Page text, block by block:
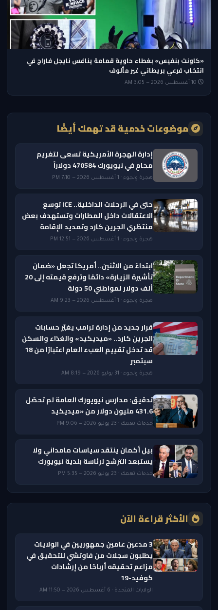
«كاونت بنفيس» بغطاء حاوية قمامة ينافس نايجل فاراج في
انتخاب فرعي بريطاني غير مألوف
موضوعات خدمية قد تهمك أيضًا
إدارة الهجرة الأمريكية تسعى لتغريم
محامٍ في نيويورك 470584 دولاراً
هجرة ولجوء · 1 أغسطس 2026 — 7:10 PM
حتى في الرحلات الداخلية.. ICE توسع
الاعتقالات داخل المطارات وتستهدف بعض
منتظري الجرين كارد وتمديد الإقامة
هجرة ولجوء · 1 أغسطس 2026 — 12:51 PM
ابتداءً من الاثنين.. أمريكا تجعل «ضمان
تأشيرة الزيارة» دائمًا وترفع قيمته إلى 20
ألف دولار لمواطني 50 دولة
هجرة ولجوء · 1 أغسطس 2026 — 9:23 AM
قرار جديد من إدارة ترامب يغيّر حسابات
الجرين كارد.. «ميديكيد» والغذاء والسكن
قد تدخل تقييم العبء العام اعتبارًا من 18
سبتمبر
هجرة ولجوء · 31 يوليو 2026 — 8:19 AM
تدقيق: مدارس نيويورك العامة لم تحصّل
431.6 مليون دولار من «ميديكيد
خدمات تهمك · 23 يوليو 2026 — 9:06 PM
بيل أكمان ينتقد سياسات مامداني ولا
يستبعد الترشح لرئاسة بلدية نيويورك
خدمات تهمك · 23 يوليو 2026 — 5:35 PM
الأكثر قراءة الآن
3 مدعين عامين جمهوريين في الولايات
يطلبون سجلات من فاوتشي للتحقيق في
مزاعم تحقيقه أرباحًا من إرشادات
كوفيد-19
الولايات المتحدة · 6 أغسطس 2026 — 11:50 AM